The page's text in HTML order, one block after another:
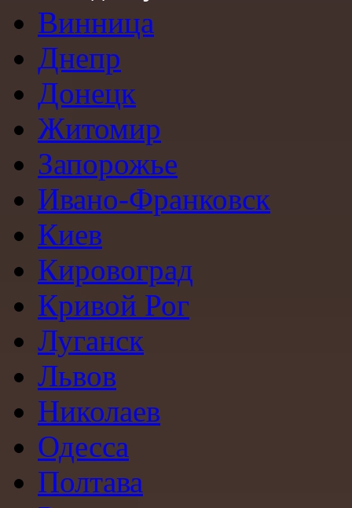
Винница
Днепр
Донецк
Житомир
Запорожье
Ивано-Франковск
Киев
Кировоград
Кривой Рог
Луганск
Львов
Николаев
Одесса
Полтава